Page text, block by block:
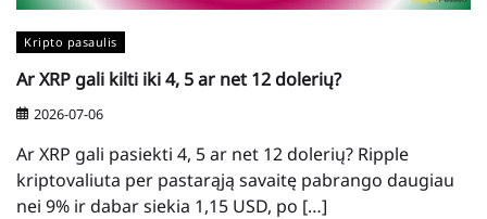
Kripto pasaulis
Ar XRP gali kilti iki 4, 5 ar net 12 dolerių?
2026-07-06
Ar XRP gali pasiekti 4, 5 ar net 12 dolerių? Ripple
kriptovaliuta per pastarąją savaitę pabrango daugiau
nei 9% ir dabar siekia 1,15 USD, po […]